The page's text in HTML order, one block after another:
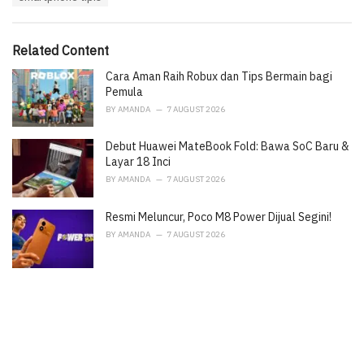
s
:
Related Content
Cara Aman Raih Robux dan Tips Bermain bagi
Pemula
BY AMANDA 7 AUGUST 2026
Debut Huawei MateBook Fold: Bawa SoC Baru &
Layar 18 Inci
BY AMANDA 7 AUGUST 2026
Resmi Meluncur, Poco M8 Power Dijual Segini!
BY AMANDA 7 AUGUST 2026